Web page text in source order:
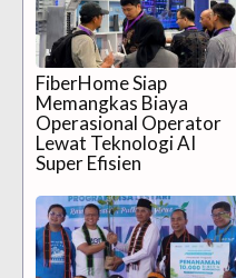
FiberHome Siap
Memangkas Biaya
Operasional Operator
Lewat Teknologi AI
Super Efisien